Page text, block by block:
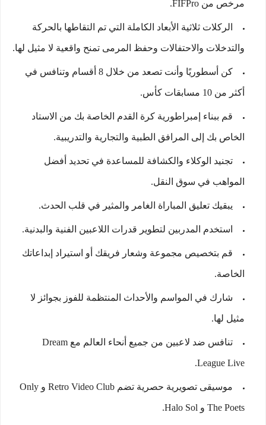
مرخص من FIFPro.
الركلات ثلاثية الأبعاد الكاملة التي تم التقاطها بالحركة
والتدخلات والاحتفالات وحفظ المرمى تمنح واقعية لا مثيل لها.
كن أسطوريًا وأنت تصعد من خلال 8 أقسام وتنافس في
أكثر من 10 مسابقات كأس.
قم ببناء إمبراطورية كرة القدم الخاصة بك من الاستاد
الخاص بك إلى المرافق الطبية والتجارية والتدريبية.
تجنيد الوكلاء والكشافة للمساعدة في تحديد أفضل
المواهب في سوق النقل.
يبقيك تعليق المباراة الغامر والمثير في قلب الحدث.
استخدم المدربين لتطوير قدرات اللاعبين الفنية والبدنية.
قم بتخصيص مجموعة وشعار فريقك أو استيراد إبداعاتك
الخاصة.
شارك في المواسم والأحداث المنتظمة للفوز بجوائز لا
مثيل لها.
تنافس ضد لاعبين من جميع أنحاء العالم مع Dream
League Live.
موسيقى تصويرية حصرية تضم Retro Video Club و Only
The Poets و Halo Sol.